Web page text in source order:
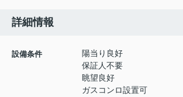
詳細情報
設備条件
陽当り良好
保証人不要
眺望良好
ガスコンロ設置可